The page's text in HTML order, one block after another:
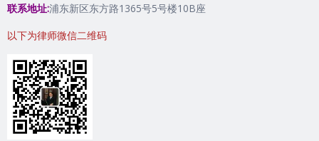
联系地址:浦东新区东方路1365号5号楼10B座
以下为律师微信二维码